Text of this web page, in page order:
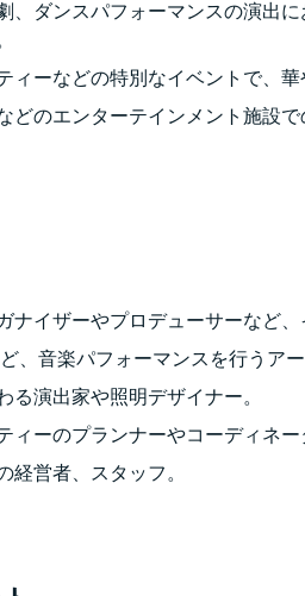
、ダンスパフォーマンスの演出
ィーなどの特別なイベントで、華
どのエンターテインメント施設で
ナイザーやプロデューサーなど、
、音楽パフォーマンスを行うアー
る演出家や照明デザイナー。
ィーのプランナーやコーディネー
経営者、スタッフ。